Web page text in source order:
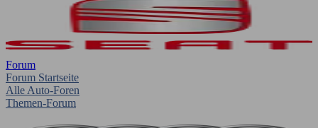
Forum
Forum Startseite
Alle Auto-Foren
Themen-Forum